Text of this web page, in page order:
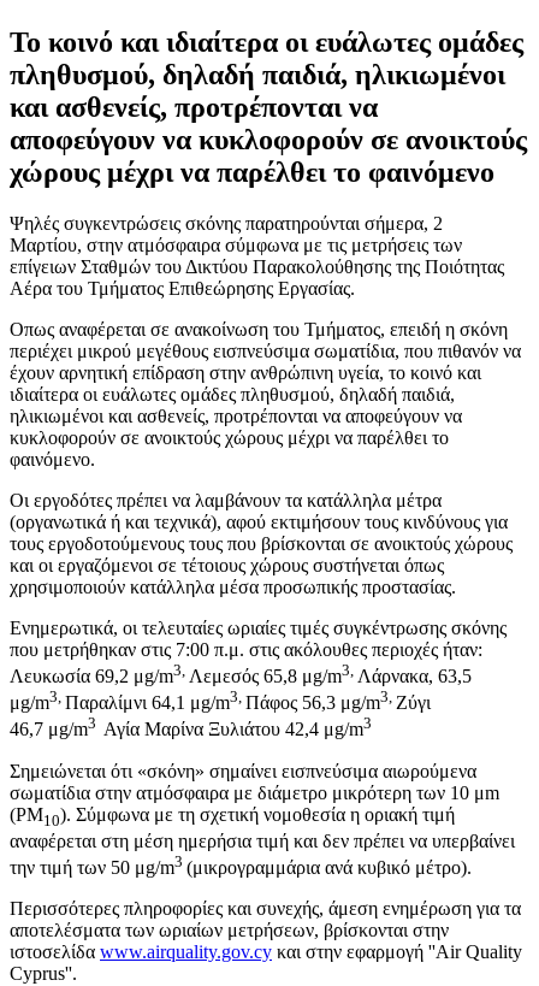
Το κοινό και ιδιαίτερα οι ευάλωτες ομάδες
πληθυσμού, δηλαδή παιδιά, ηλικιωμένοι
και ασθενείς, προτρέπονται να
αποφεύγουν να κυκλοφορούν σε ανοικτούς
χώρους μέχρι να παρέλθει το φαινόμενο
Ψηλές συγκεντρώσεις σκόνης παρατηρούνται σήμερα, 2
Μαρτίου, στην ατμόσφαιρα σύμφωνα με τις μετρήσεις των
επίγειων Σταθμών του Δικτύου Παρακολούθησης της Ποιότητας
Αέρα του Τμήματος Επιθεώρησης Εργασίας.
Οπως αναφέρεται σε ανακοίνωση του Τμήματος, επειδή η σκόνη
περιέχει μικρού μεγέθους εισπνεύσιμα σωματίδια, που πιθανόν να
έχουν αρνητική επίδραση στην ανθρώπινη υγεία, το κοινό και
ιδιαίτερα οι ευάλωτες ομάδες πληθυσμού, δηλαδή παιδιά,
ηλικιωμένοι και ασθενείς, προτρέπονται να αποφεύγουν να
κυκλοφορούν σε ανοικτούς χώρους μέχρι να παρέλθει το
φαινόμενο.
Οι εργοδότες πρέπει να λαμβάνουν τα κατάλληλα μέτρα
(οργανωτικά ή και τεχνικά), αφού εκτιμήσουν τους κινδύνους για
τους εργοδοτούμενους τους που βρίσκονται σε ανοικτούς χώρους
και οι εργαζόμενοι σε τέτοιους χώρους συστήνεται όπως
χρησιμοποιούν κατάλληλα μέσα προσωπικής προστασίας.
Ενημερωτικά, οι τελευταίες ωριαίες τιμές συγκέντρωσης σκόνης
που μετρήθηκαν στις 7:00 π.μ. στις ακόλουθες περιοχές ήταν:
Λευκωσία 69,2 μg/m3, Λεμεσός 65,8 μg/m3, Λάρνακα, 63,5
μg/m3, Παραλίμνι 64,1 μg/m3, Πάφος 56,3 μg/m3, Ζύγι
46,7 μg/m3 Αγία Μαρίνα Ξυλιάτου 42,4 μg/m3
Σημειώνεται ότι «σκόνη» σημαίνει εισπνεύσιμα αιωρούμενα
σωματίδια στην ατμόσφαιρα με διάμετρο μικρότερη των 10 μm
(PM10). Σύμφωνα με τη σχετική νομοθεσία η οριακή τιμή
αναφέρεται στη μέση ημερήσια τιμή και δεν πρέπει να υπερβαίνει
την τιμή των 50 μg/m3 (μικρογραμμάρια ανά κυβικό μέτρο).
Περισσότερες πληροφορίες και συνεχής, άμεση ενημέρωση για τα
αποτελέσματα των ωριαίων μετρήσεων, βρίσκονται στην
ιστοσελίδα www.airquality.gov.cy και στην εφαρμογή ''Air Quality
Cyprus''.